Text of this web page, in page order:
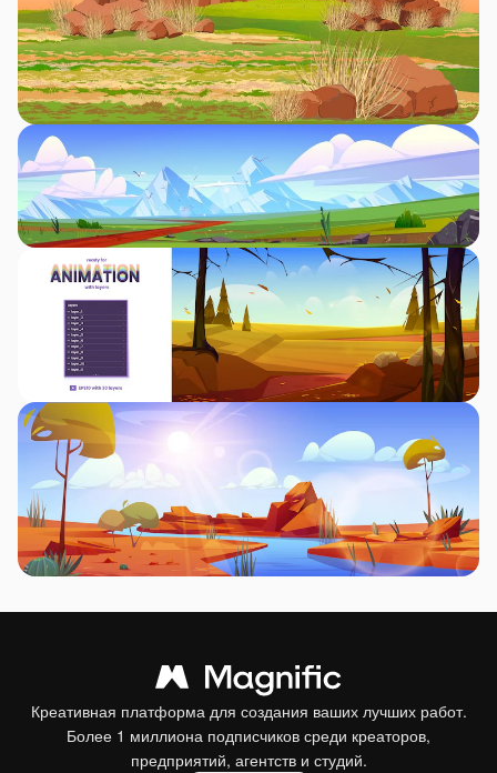
Креативная платформа для создания ваших лучших работ.
Более 1 миллиона подписчиков среди креаторов,
предприятий, агентств и студий.